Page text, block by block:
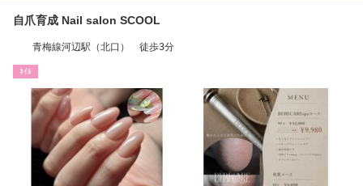
自爪育成 Nail salon SCOOL
青梅線河辺駅（北口） 徒歩3分
ﾈｲﾙ